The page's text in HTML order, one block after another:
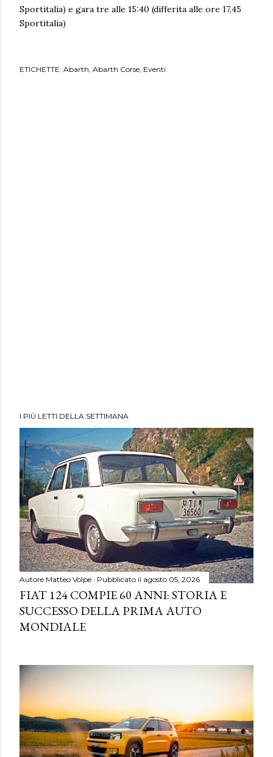
Sportitalia) e gara tre alle 15:40 (differita alle ore 17,45
Sportitalia)
ETICHETTE: Abarth Abarth Corse Eventi
I PIÙ LETTI DELLA SETTIMANA
Autore Matteo Volpe Pubblicato il agosto 05, 2026
FIAT 124 COMPIE 60 ANNI: STORIA E
SUCCESSO DELLA PRIMA AUTO
MONDIALE